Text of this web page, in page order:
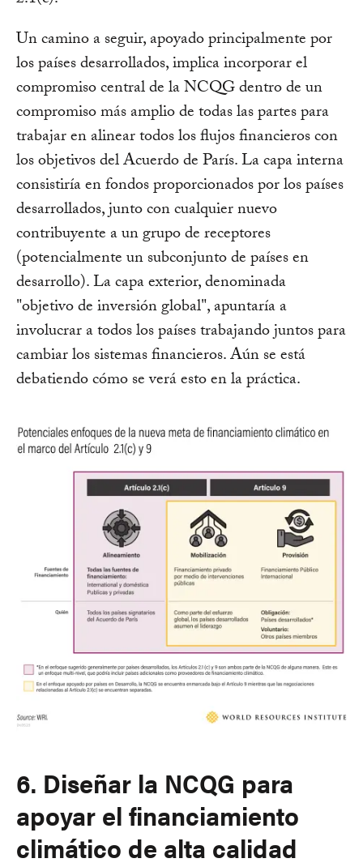
Un camino a seguir, apoyado principalmente por
los países desarrollados, implica incorporar el
compromiso central de la NCQG dentro de un
compromiso más amplio de todas las partes para
trabajar en alinear todos los flujos financieros con
los objetivos del Acuerdo de París. La capa interna
consistiría en fondos proporcionados por los países
desarrollados, junto con cualquier nuevo
contribuyente a un grupo de receptores
(potencialmente un subconjunto de países en
desarrollo). La capa exterior, denominada
"objetivo de inversión global", apuntaría a
involucrar a todos los países trabajando juntos para
cambiar los sistemas financieros. Aún se está
debatiendo cómo se verá esto en la práctica.
6. Diseñar la NCQG para
apoyar el financiamiento
climático de alta calidad